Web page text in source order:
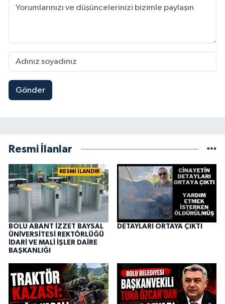
Gönder
Resmi İlanlar
RESMİ İLANDIR
BOLU ABANT İZZET BAYSAL
ÜNİVERSİTESİ REKTÖRLÜĞÜ
İDARİ VE MALİ İŞLER DAİRE
BAŞKANLIĞI
DETAYLARI ORTAYA ÇIKTI